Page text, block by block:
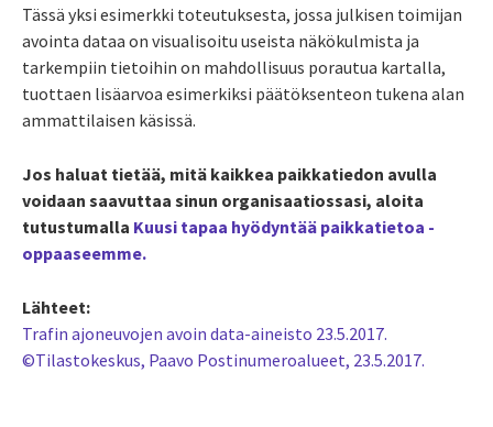
Tässä yksi esimerkki toteutuksesta, jossa julkisen toimijan
avointa dataa on visualisoitu useista näkökulmista ja
tarkempiin tietoihin on mahdollisuus porautua kartalla,
tuottaen lisäarvoa esimerkiksi päätöksenteon tukena alan
ammattilaisen käsissä.
Jos haluat tietää, mitä kaikkea paikkatiedon avulla
voidaan saavuttaa sinun organisaatiossasi, aloita
tutustumalla Kuusi tapaa hyödyntää paikkatietoa -
oppaaseemme.
Lähteet:
Trafin ajoneuvojen avoin data-aineisto 23.5.2017.
©Tilastokeskus, Paavo Postinumeroalueet, 23.5.2017.